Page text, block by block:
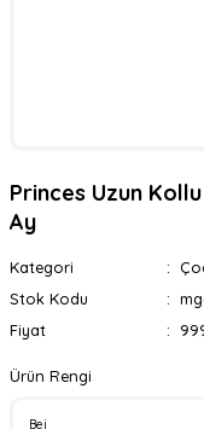
Princes Uzun
Ay
Kategori
Stok Kodu
Fiyat
Ürün Rengi